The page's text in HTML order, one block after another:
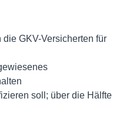
GKV-Versicherten für
soll; über die Hälfte